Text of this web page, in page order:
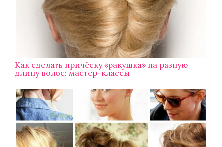
Как сделать причёску «ракушка» на разную
длину волос: мастер-классы